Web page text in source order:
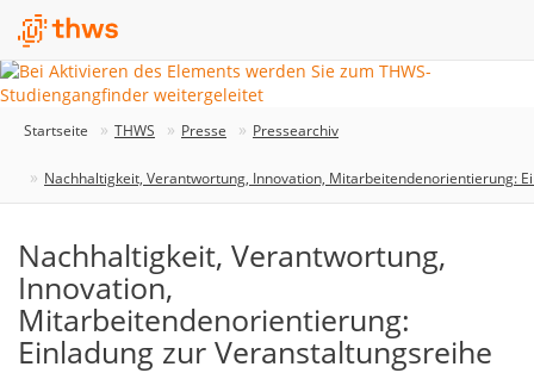
Startseite THWS Presse Pressearchiv
Nachhaltigkeit, Verantwortung, Innovation, Mitarbeitendenorientierung:
Nachhaltigkeit, Verantwortung,
Innovation,
Mitarbeitendenorientierung:
Einladung zur Veranstaltungsreihe